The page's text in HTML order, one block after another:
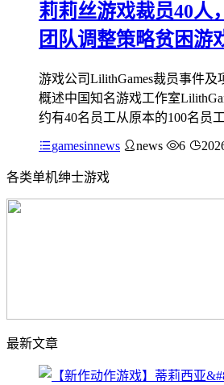
莉莉丝游戏裁员40人
团队调整策略贫困游
游戏公司LilithGames裁员事件
概述中国知名游戏工作室
约有40名员工从原本的100名员
gamesinnews news 6
各类单机绅士游戏
最新文章